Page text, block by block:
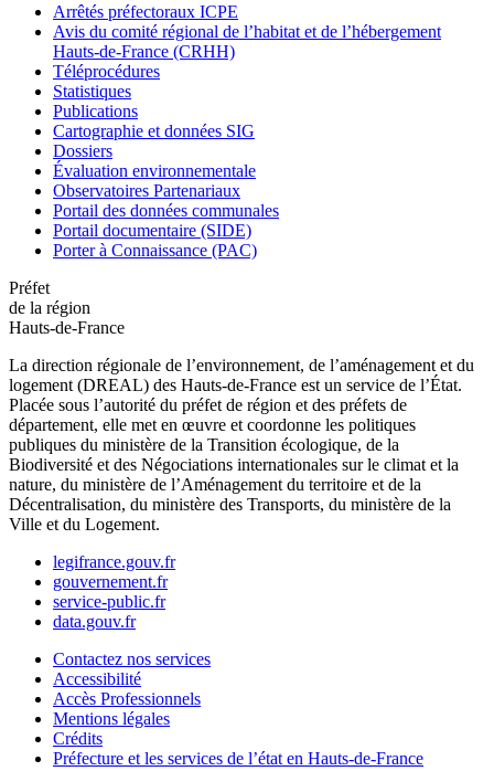
Arrêtés préfectoraux ICPE
Avis du comité régional de l’habitat et de l’hébergement
Hauts-de-France (CRHH)
Téléprocédures
Statistiques
Publications
Cartographie et données SIG
Dossiers
Évaluation environnementale
Observatoires Partenariaux
Portail des données communales
Portail documentaire (SIDE)
Porter à Connaissance (PAC)
Préfet
de la région
Hauts-de-France
La direction régionale de l’environnement, de l’aménagement et du
logement (DREAL) des Hauts-de-France est un service de l’État.
Placée sous l’autorité du préfet de région et des préfets de
département, elle met en œuvre et coordonne les politiques
publiques du ministère de la Transition écologique, de la
Biodiversité et des Négociations internationales sur le climat et la
nature, du ministère de l’Aménagement du territoire et de la
Décentralisation, du ministère des Transports, du ministère de la
Ville et du Logement.
legifrance.gouv.fr
gouvernement.fr
service-public.fr
data.gouv.fr
Contactez nos services
Accessibilité
Accès Professionnels
Mentions légales
Crédits
Préfecture et les services de l’état en Hauts-de-France